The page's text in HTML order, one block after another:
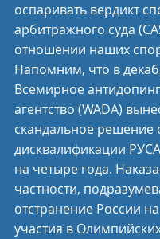
оспаривать вердикт
арбитражного суда
отношении наших
Напомним, что в
Всемирное
агентство (WADA)
скандальное решение
дисквалификации
на четыре года.
частности,
отстранение России
участия в